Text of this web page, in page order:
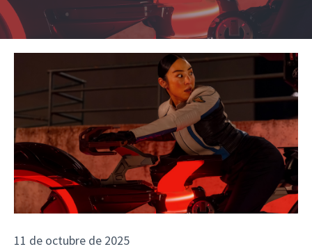
11 de octubre de 2025